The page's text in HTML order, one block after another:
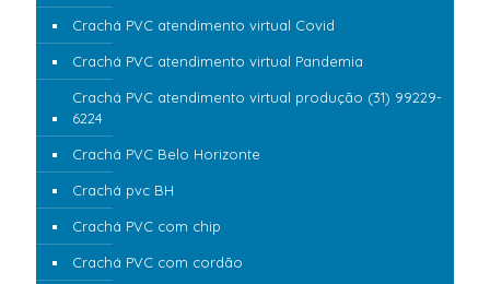
Crachá PVC atendimento virtual Covid
Crachá PVC atendimento virtual Pandemia
Crachá PVC atendimento virtual produção (31) 99229-
6224
Crachá PVC Belo Horizonte
Crachá pvc BH
Crachá PVC com chip
Crachá PVC com cordão